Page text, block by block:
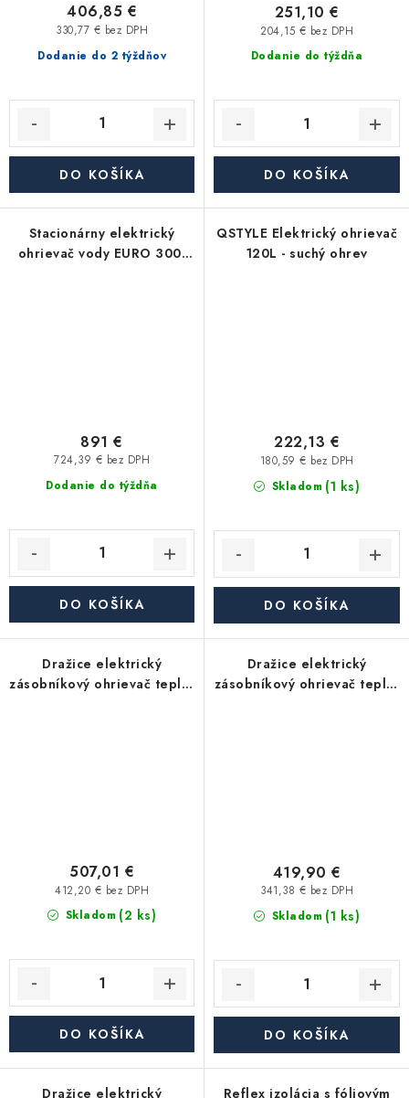
Dodanie do 2 týždňov
330,77 € bez DPH
406,85 €
DO KOŠÍKA
Dodanie do týždňa
204,15 € bez DPH
251,10 €
DO KOŠÍKA
Stacionárny elektrický
ohrievač vody EURO 300,
Dodanie do týždňa
724,39 € bez DPH
891 €
DO KOŠÍKA
QSTYLE Elektrický ohrievač
120L - suchý ohrev
Skladom (1 ks)
180,59 € bez DPH
222,13 €
DO KOŠÍKA
Dražice elektrický
zásobníkový ohrievač teplej
Skladom (2 ks)
412,20 € bez DPH
507,01 €
DO KOŠÍKA
Dražice elektrický
zásobníkový ohrievač teplej
Skladom (1 ks)
341,38 € bez DPH
419,90 €
DO KOŠÍKA
Dražice elektrický Reflex izolácia s fóliovým